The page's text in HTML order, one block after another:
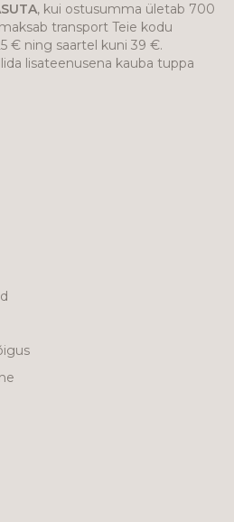
, kui ostusumma ületab 700
transport Teie kodu
€ ning saartel kuni 39 €.
lisateenusena kauba tuppa